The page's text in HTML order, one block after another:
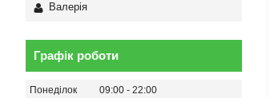
Валерія
Графік роботи
Понеділок 09:00
22:00